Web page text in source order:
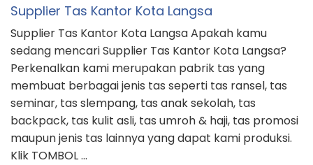
Supplier Tas Kantor Kota Langsa
Supplier Tas Kantor Kota Langsa Apakah kamu
sedang mencari Supplier Tas Kantor Kota Langsa?
Perkenalkan kami merupakan pabrik tas yang
membuat berbagai jenis tas seperti tas ransel, tas
seminar, tas slempang, tas anak sekolah, tas
backpack, tas kulit asli, tas umroh & haji, tas promosi
maupun jenis tas lainnya yang dapat kami produksi.
Klik TOMBOL …